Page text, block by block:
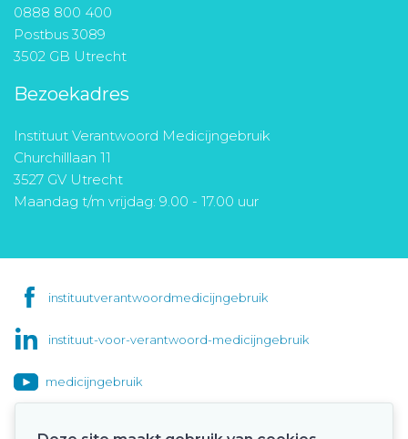
0888 800 400
Postbus 3089
3502 GB Utrecht
Bezoekadres
Instituut Verantwoord Medicijngebruik
Churchilllaan 11
3527 GV Utrecht
Maandag t/m vrijdag: 9.00 - 17.00 uur
instituutverantwoordmedicijngebruik
instituut-voor-verantwoord-medicijngebruik
medicijngebruik